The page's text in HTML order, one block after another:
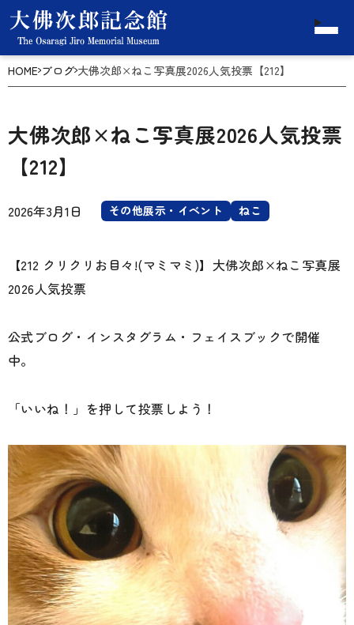
HOME ブログ 大佛次郎×ねこ写真展2026人気投票【212】
大佛次郎×ねこ写真展2026人気投票
【212】
2026年3月1日 その他展示・イベント ねこ
【212 クリクリお目々!(マミマミ)】大佛次郎×ねこ写真展
2026人気投票
公式ブログ・インスタグラム・フェイスブックで開催
中。
「いいね！」を押して投票しよう！